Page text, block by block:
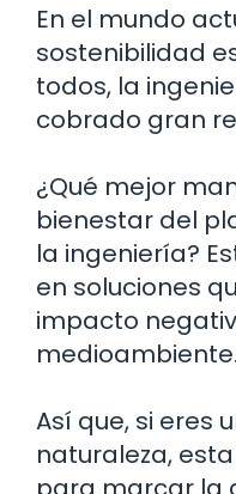
En el mundo
sostenibilidad
todos, la
cobrado gran
¿Qué mejor
bienestar del
la ingeniería?
en soluciones
impacto
medioambiente.
Así que, si eres
naturaleza,